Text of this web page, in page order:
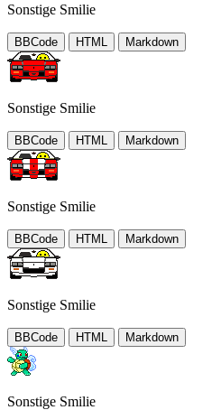
Sonstige Smilie
BBCode HTML Markdown
Sonstige Smilie
BBCode HTML Markdown
Sonstige Smilie
BBCode HTML Markdown
Sonstige Smilie
BBCode HTML Markdown
Sonstige Smilie